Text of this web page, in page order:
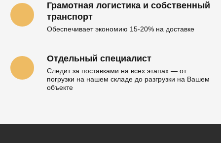
Грамотная логистика и собственный
транспорт
Обеспечивает экономию 15-20% на доставке
Отдельный специалист
Следит за поставками на всех этапах — от
погрузки на нашем складе до разгрузки на Вашем
объекте